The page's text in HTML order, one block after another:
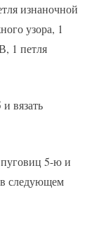
изнаночной
узора, 1
1 петля
вязать
пуговиц 5-ю и
следующем